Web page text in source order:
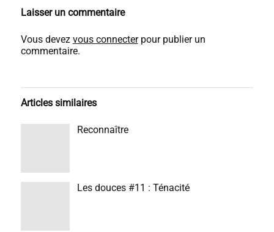
Laisser un commentaire
Vous devez vous connecterpour publier un
commentaire.
Articles similaires
Reconnaître
Les douces #11 : Ténacité